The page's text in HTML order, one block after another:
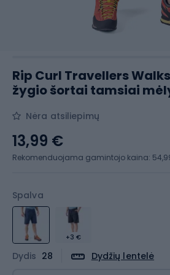
Rip Curl Travellers
žygio šortai tamsiai
Nėra atsiliepimų
Spalva
+3 €
Dydis 28 Dydžių lentelė
13,99 €
Rekomenduojama gamintojo kaina: